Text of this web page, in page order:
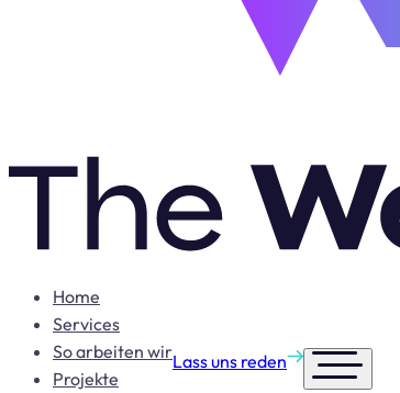
Home
Services
So arbeiten wir
Projekte
Lass uns reden